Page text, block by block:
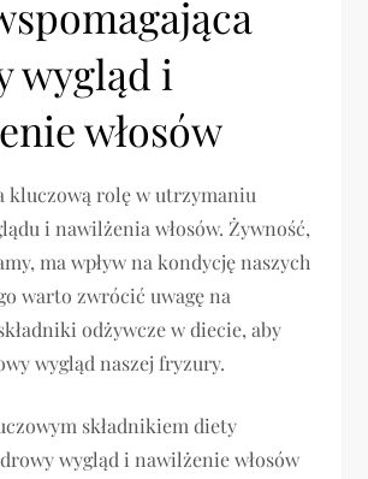
wygląd i
włosów
kluczową rolę w utrzymaniu
i nawilżenia włosów. Żywność,
ma wpływ na kondycję naszych
warto zwrócić uwagę na
odżywcze w diecie, aby
wygląd naszej fryzury.
składnikiem diety
wygląd i nawilżenie włosów